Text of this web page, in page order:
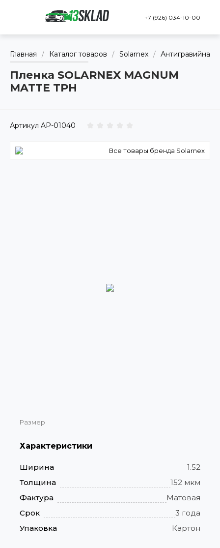
+7 (926) 034-10-00
Главная / Каталог товаров / Solarnex / Антигравийная
Пленка SOLARNEX MAGNUM
MATTE TPH
Артикул AP-01040
Все товары бренда Solarnex
Размер
Характеристики
Ширина
1.52
Толщина
152 мкм
Фактура
Матовая
Срок
3 года
Упаковка
Картон